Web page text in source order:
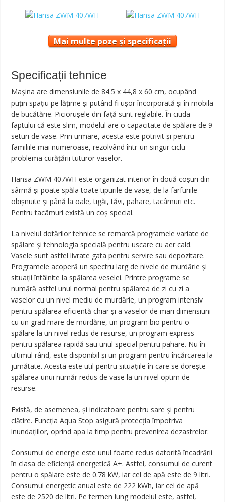
Mai multe poze și specificații
Specificații tehnice
Mașina are dimensiunile de 84.5 x 44,8 x 60 cm, ocupând
puțin spațiu pe lățime și putând fi ușor încorporată și în mobila
de bucătărie. Piciorușele din față sunt reglabile. În ciuda
faptului că este slim, modelul are o capacitate de spălare de 9
seturi de vase. Prin urmare, acesta este potrivit și pentru
familiile mai numeroase, rezolvând într-un singur ciclu
problema curățării tuturor vaselor.
Hansa ZWM 407WH este organizat interior în două coșuri din
sârmă și poate spăla toate tipurile de vase, de la farfuriile
obișnuite și până la oale, tigăi, tăvi, pahare, tacâmuri etc.
Pentru tacâmuri există un coș special.
La nivelul dotărilor tehnice se remarcă programele variate de
spălare și tehnologia specială pentru uscare cu aer cald.
Vasele sunt astfel livrate gata pentru servire sau depozitare.
Programele acoperă un spectru larg de nivele de murdărie și
situații întâlnite la spălarea veselei. Printre programe se
numără astfel unul normal pentru spălarea de zi cu zi a
vaselor cu un nivel mediu de murdărie, un program intensiv
pentru spălarea eficientă chiar și a vaselor de mari dimensiuni
cu un grad mare de murdărie, un program bio pentru o
spălare la un nivel redus de resurse, un program express
pentru spălarea rapidă sau unul special pentru pahare. Nu în
ultimul rând, este disponibil și un program pentru încărcarea la
jumătate. Acesta este util pentru situațiile în care se dorește
spălarea unui număr redus de vase la un nivel optim de
resurse.
Există, de asemenea, și indicatoare pentru sare și pentru
clătire. Funcția Aqua Stop asigură protecția împotriva
inundațiilor, oprind apa la timp pentru prevenirea dezastrelor.
Consumul de energie este unul foarte redus datorită încadrării
în clasa de eficiență energetică A+. Astfel, consumul de curent
pentru o spălare este de 0.78 kW, iar cel de apă este de 9 litri.
Consumul energetic anual este de 222 kWh, iar cel de apă
este de 2520 de litri. Pe termen lung modelul este, astfel,